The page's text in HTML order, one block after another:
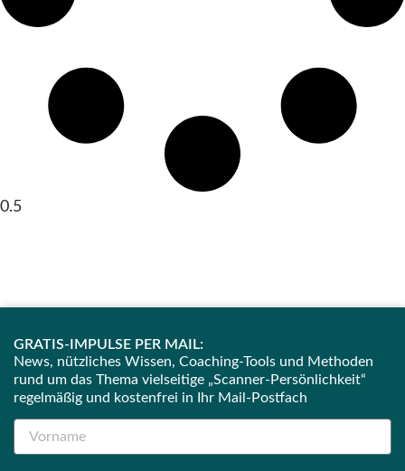
GRATIS-IMPULSE PER MAIL:
News, nützliches Wissen, Coaching-Tools und Methoden
rund um das Thema vielseitige „Scanner-Persönlichkeit“
regelmäßig und kostenfrei in Ihr Mail-Postfach